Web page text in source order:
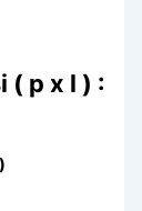
( p x l ) :